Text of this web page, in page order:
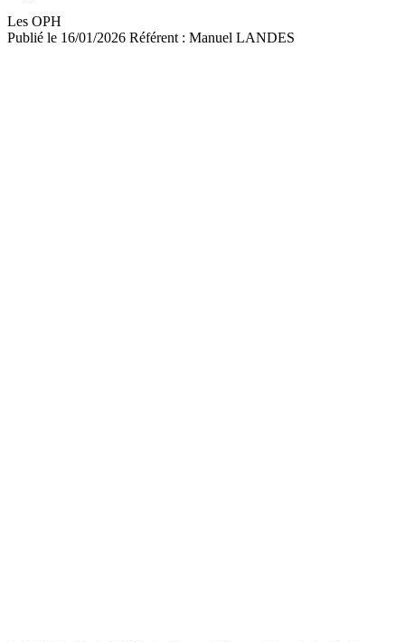
Les OPH
Publié le 16/01/2026 Référent : Manuel LANDES